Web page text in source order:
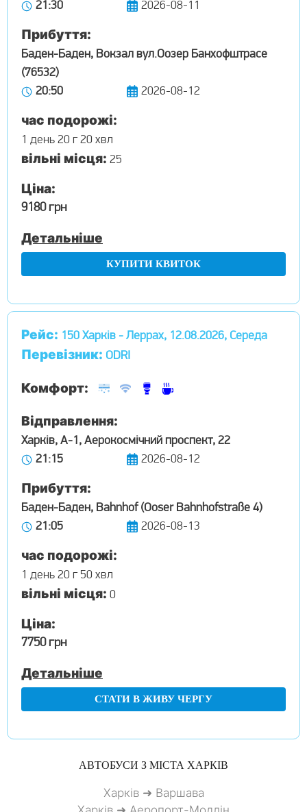
21:30
2026-08-11
Прибуття:
Баден-Баден, Вокзал вул.Оозер Банхофштрасе
(76532)
20:50
2026-08-12
час подорожі:
1 день 20 г 20 хвл
вільні місця: 25
Ціна:
9180 грн
Детальніше
КУПИТИ КВИТОК
Рейс: 150 Харків - Леррах, 12.08.2026, Середа
Перевізник: ODRI
Комфорт:
Відправлення:
Харків, А-1, Аерокосмічний проспект, 22
21:15
2026-08-12
Прибуття:
Баден-Баден, Bahnhof (Ooser Bahnhofstraße 4)
21:05
2026-08-13
час подорожі:
1 день 20 г 50 хвл
вільні місця: 0
Ціна:
7750 грн
Детальніше
СТАТИ В ЖИВУ ЧЕРГУ
АВТОБУСИ З МІСТА ХАРКІВ
Харків ➜ Варшава